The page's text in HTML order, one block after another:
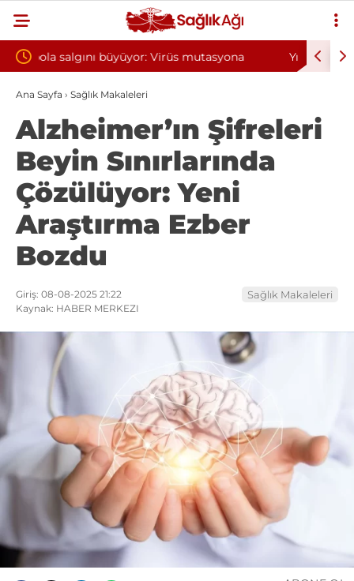
Yılın ilk 6 ayında 10 bini aşkın hasta hiperbarik
oksijen tedavisinden yararlandı
Ana Sayfa › Sağlık Makaleleri
Alzheimer’ın Şifreleri
Beyin Sınırlarında
Çözülüyor: Yeni
Araştırma Ezber
Bozdu
Giriş: 08-08-2025 21:22
Kaynak: HABER MERKEZI
Sağlık Makaleleri